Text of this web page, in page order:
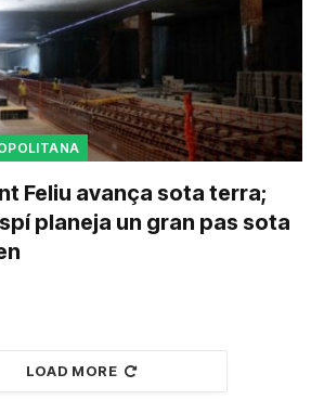
Feliu avança sota terra;
planeja un gran pas sota
LOAD MORE